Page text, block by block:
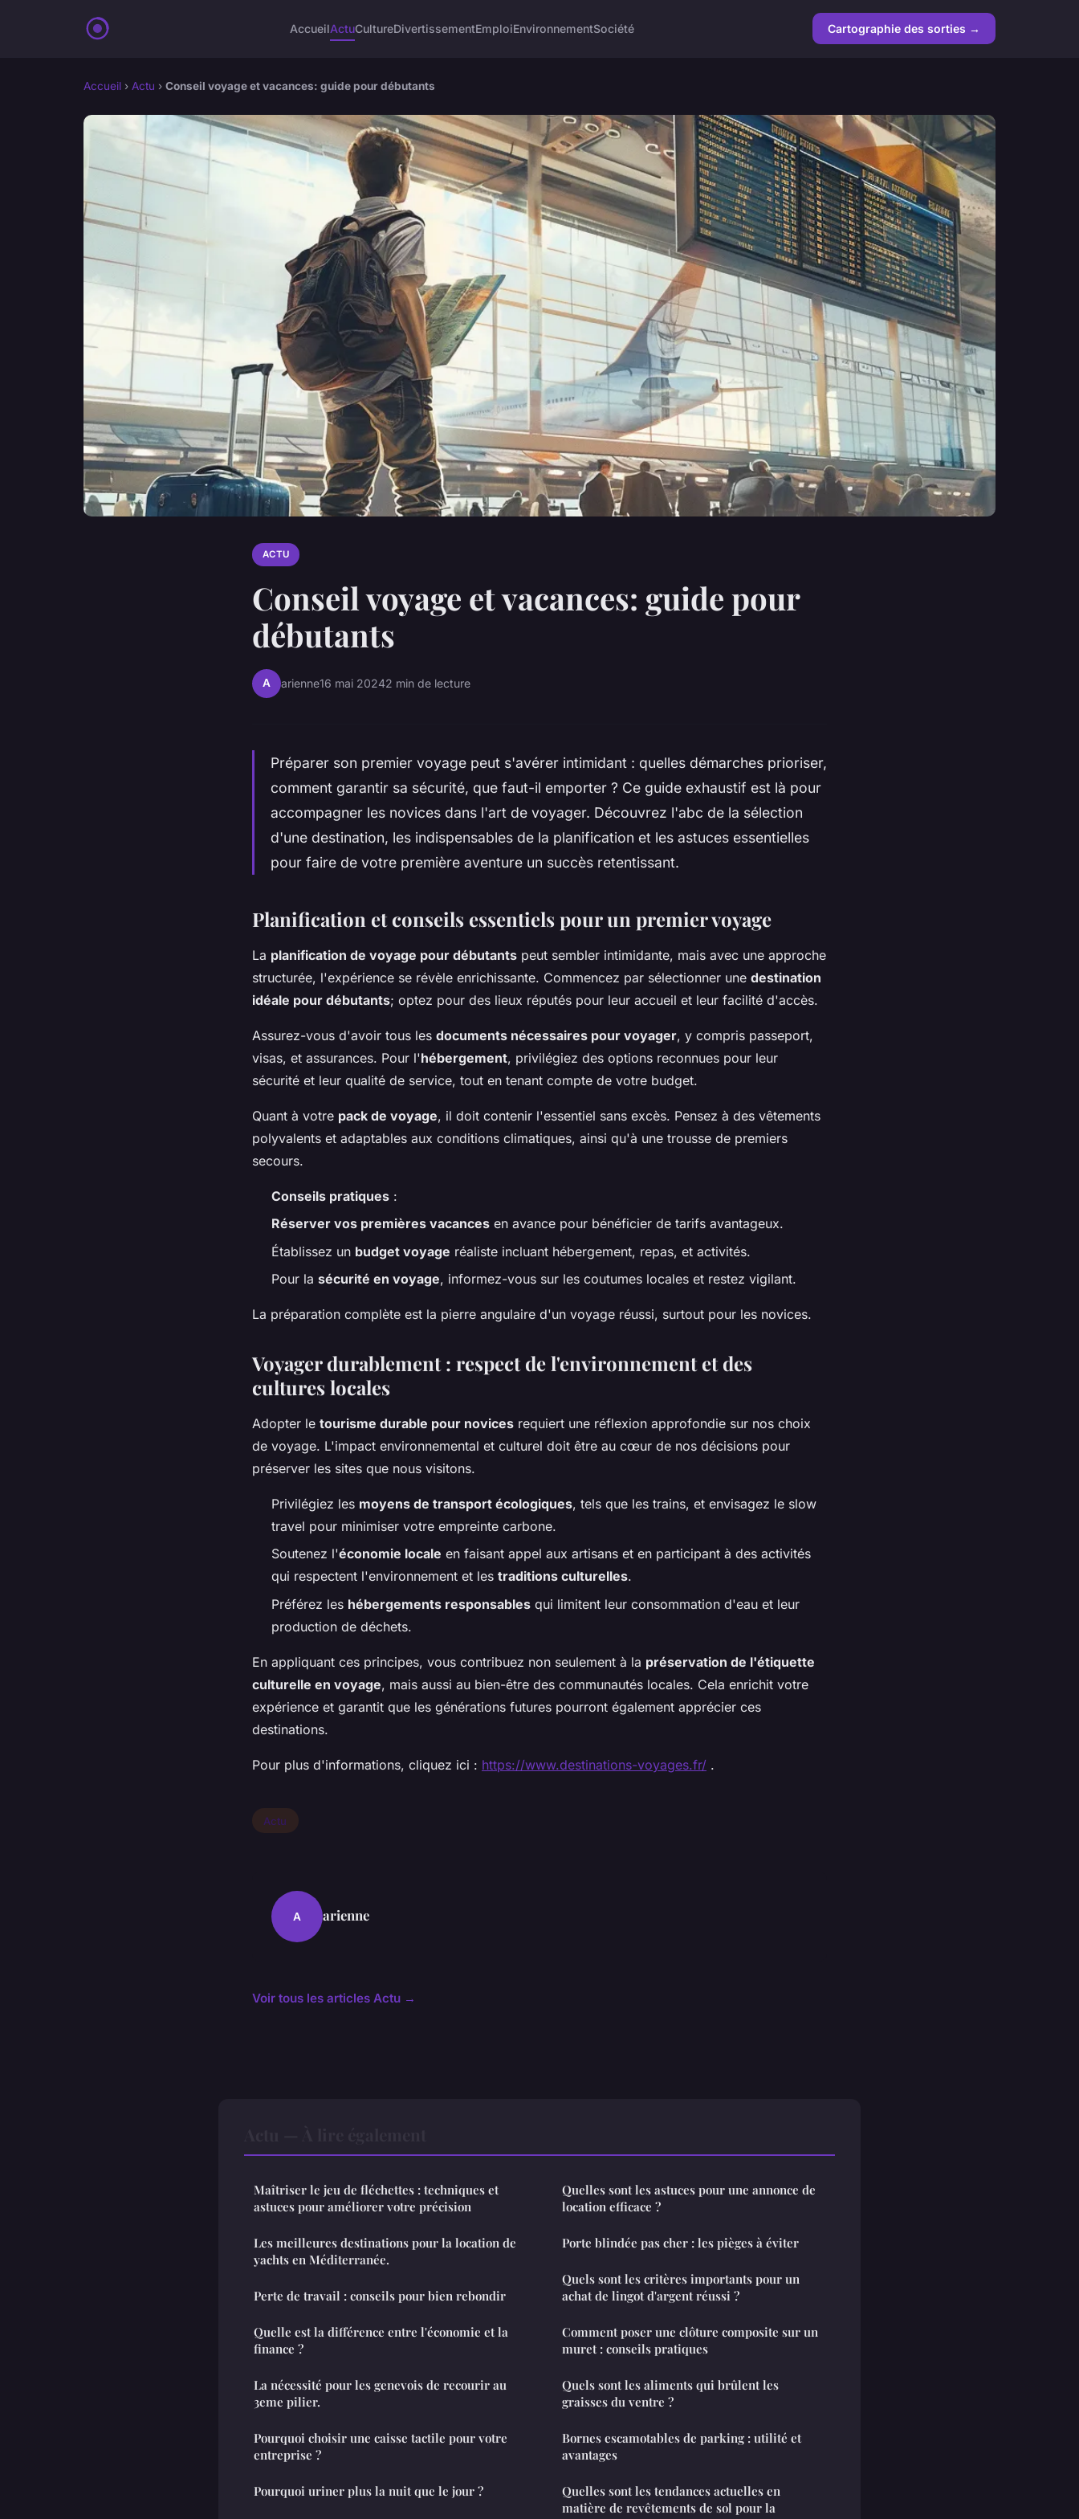
AccueilActuCultureDivertissementEmploiEnvironnementSociété Cartographie des sorties →
Accueil › Actu › Conseil voyage et vacances: guide pour débutants
ACTU
Conseil voyage et vacances: guide pour
débutants
A arienne16 mai 20242 min de lecture
Préparer son premier voyage peut s'avérer intimidant : quelles démarches prioriser,
comment garantir sa sécurité, que faut-il emporter ? Ce guide exhaustif est là pour
accompagner les novices dans l'art de voyager. Découvrez l'abc de la sélection
d'une destination, les indispensables de la planification et les astuces essentielles
pour faire de votre première aventure un succès retentissant.
Planification et conseils essentiels pour un premier voyage
La planification de voyage pour débutants peut sembler intimidante, mais avec une approche
structurée, l'expérience se révèle enrichissante. Commencez par sélectionner une destination
idéale pour débutants; optez pour des lieux réputés pour leur accueil et leur facilité d'accès.
Assurez-vous d'avoir tous les documents nécessaires pour voyager, y compris passeport,
visas, et assurances. Pour l'hébergement, privilégiez des options reconnues pour leur
sécurité et leur qualité de service, tout en tenant compte de votre budget.
Quant à votre pack de voyage, il doit contenir l'essentiel sans excès. Pensez à des vêtements
polyvalents et adaptables aux conditions climatiques, ainsi qu'à une trousse de premiers
secours.
Conseils pratiques :
Réserver vos premières vacances en avance pour bénéficier de tarifs avantageux.
Établissez un budget voyage réaliste incluant hébergement, repas, et activités.
Pour la sécurité en voyage, informez-vous sur les coutumes locales et restez vigilant.
La préparation complète est la pierre angulaire d'un voyage réussi, surtout pour les novices.
Voyager durablement : respect de l'environnement et des
cultures locales
Adopter le tourisme durable pour novices requiert une réflexion approfondie sur nos choix
de voyage. L'impact environnemental et culturel doit être au cœur de nos décisions pour
préserver les sites que nous visitons.
Privilégiez les moyens de transport écologiques, tels que les trains, et envisagez le slow
travel pour minimiser votre empreinte carbone.
Soutenez l'économie locale en faisant appel aux artisans et en participant à des activités
qui respectent l'environnement et les traditions culturelles.
Préférez les hébergements responsables qui limitent leur consommation d'eau et leur
production de déchets.
En appliquant ces principes, vous contribuez non seulement à la préservation de l'étiquette
culturelle en voyage, mais aussi au bien-être des communautés locales. Cela enrichit votre
expérience et garantit que les générations futures pourront également apprécier ces
destinations.
Pour plus d'informations, cliquez ici : https://www.destinations-voyages.fr/ .
Actu
A arienne
Voir tous les articles Actu →
Maîtriser le jeu de fléchettes : techniques et
astuces pour améliorer votre précision
Les meilleures destinations pour la location de
yachts en Méditerranée.
Perte de travail : conseils pour bien rebondir
Quelle est la différence entre l'économie et la
finance ?
La nécessité pour les genevois de recourir au
3eme pilier.
Pourquoi choisir une caisse tactile pour votre
entreprise ?
Pourquoi uriner plus la nuit que le jour ?
Quelles sont les astuces pour une annonce de
location efficace ?
Porte blindée pas cher : les pièges à éviter
Quels sont les critères importants pour un
achat de lingot d'argent réussi ?
Comment poser une clôture composite sur un
muret : conseils pratiques
Quels sont les aliments qui brûlent les
graisses du ventre ?
Bornes escamotables de parking : utilité et
avantages
Quelles sont les tendances actuelles en
matière de revêtements de sol pour la